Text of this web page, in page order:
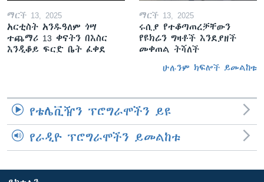
ማርች 13, 2025
አርቲስት አንዱዓለም ጎሣ
ተጨማሪ 13 ቀናትን በእስር
እንዲቆይ ፍርድ ቤት ፈቀደ
ማርች 13, 2025
ሩሲያ የተቆጣጠረቻቸውን
የዩክሬን ግዛቶች እንደያዘች
መቀጠል ትሻለች
ሁሉንም ክፍሎች ይመልከቱ
የቴሌቪዥን ፕሮግራሞችን ይዩ
የራዲዮ ፕሮግራሞችን ይመልከቱ